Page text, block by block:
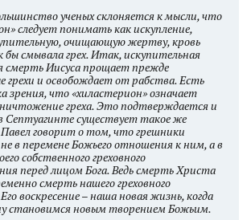
ученых склоняется к мысли, что
следует понимать как искупление,
очищающую жертву, кровь
бы смывала грех. Итак, искупительная
смерть Иисуса прощает прежде
грехи и освобождает от рабства. Есть
зрения, что «хиластерион» означает
греха. Это подтверждается и
Септуагинте существует такое же
говорит о том, что грешники
в перемене Божьего отношения к ним, а в
собственного греховного
перед лицом Бога. Ведь смерть Христа
смерть нашего греховного
воскресение – наша новая жизнь, когда
становимся новым творением Божьим.